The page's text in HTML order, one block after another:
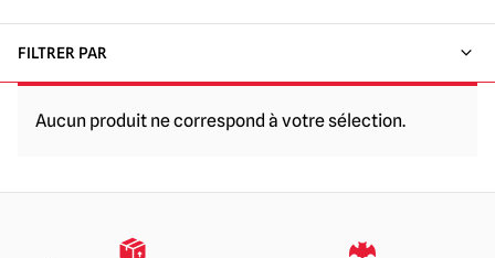
FILTRER PAR
Aucun produit ne correspond à votre sélection.